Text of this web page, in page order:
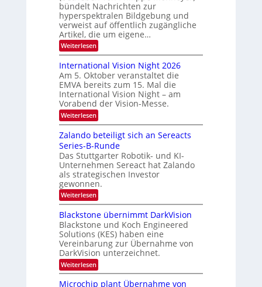
c
h
u
h
k
a
r
t
o
n
-
M
i
t
g
l
i
e
d
e
r
s
t
a
n
d
a
u
f
d
e
r
L
o
bündelt Nachrichten zur
hyperspektralen Bildgebung und
verweist auf öffentlich zugängliche
Artikel, die um eigene…
Weiterlesen:
H
m
e
p
a
g
e
‚
H
y
p
e
r
s
p
e
c
t
a
l
N
e
w
s
‘
International Vision Night 2026
Am 5. Oktober veranstaltet die
EMVA bereits zum 15. Mal die
International Vision Night – am
Vorabend der Vision-Messe.
Weiterlesen:
I
t
e
r
n
a
t
i
o
n
a
V
s
i
o
n
Zalando beteiligt sich an Sereacts
Series-B-Runde
Das Stuttgarter Robotik- und KI-
Unternehmen Sereact hat Zalando
als strategischen Investor
gewonnen.
Weiterlesen:
Z
l
a
n
d
o
b
e
t
e
Blackstone übernimmt DarkVision
Blackstone und Koch Engineered
Solutions (KES) haben eine
Vereinbarung zur Übernahme von
DarkVision unterzeichnet.
Weiterlesen:
B
Microchip plant Übernahme von